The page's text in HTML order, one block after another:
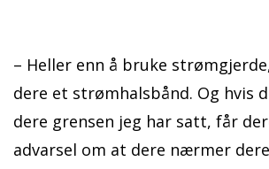
– Heller enn å bruke
dere et strømhalsbånd. Og hvis
dere grensen jeg har satt, får
advarsel om at dere nærmer